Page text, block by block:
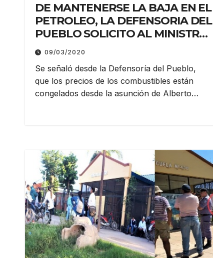
DE MANTENERSE LA BAJA EN EL
PETROLEO, LA DEFENSORIA DEL
PUEBLO SOLICITO AL MINISTRO
DE DESARROLLO PRODUCTIVO
QUE INTERVENGA, “PARA QUE
SE REDUZCAN LOS PRECIOS DE
LOS COMBUSTIBLES”
09/03/2020
Se señaló desde la Defensoría del Pueblo,
que los precios de los combustibles están
congelados desde la asunción de Alberto…